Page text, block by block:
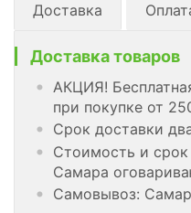
Доставка
Доставка товаров
АКЦИЯ!
при покупке от
Срок доставки
Стоимость и срок
Самара
Самовывоз: